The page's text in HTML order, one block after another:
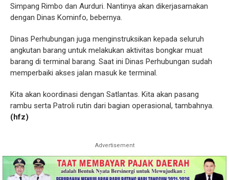
Simpang Rimbo dan Aurduri. Nantinya akan dikerjasamakan
dengan Dinas Kominfo, bebernya.
Dinas Perhubungan juga menginstruksikan kepada seluruh
angkutan barang untuk melakukan aktivitas bongkar muat
barang di terminal barang. Saat ini Dinas Perhubungan sudah
memperbaiki akses jalan masuk ke terminal.
Kita akan koordinasi dengan Satlantas. Kita akan pasang
rambu serta Patroli rutin dari bagian operasional, tambahnya.
(hfz)
Advertisement